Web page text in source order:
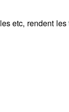
etc, rendent les